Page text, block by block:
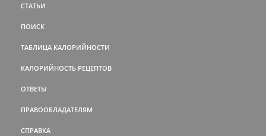
СТАТЬИ
ПОИСК
ТАБЛИЦА КАЛОРИЙНОСТИ
КАЛОРИЙНОСТЬ РЕЦЕПТОВ
ОТВЕТЫ
ПРАВООБЛАДАТЕЛЯМ
СПРАВКА